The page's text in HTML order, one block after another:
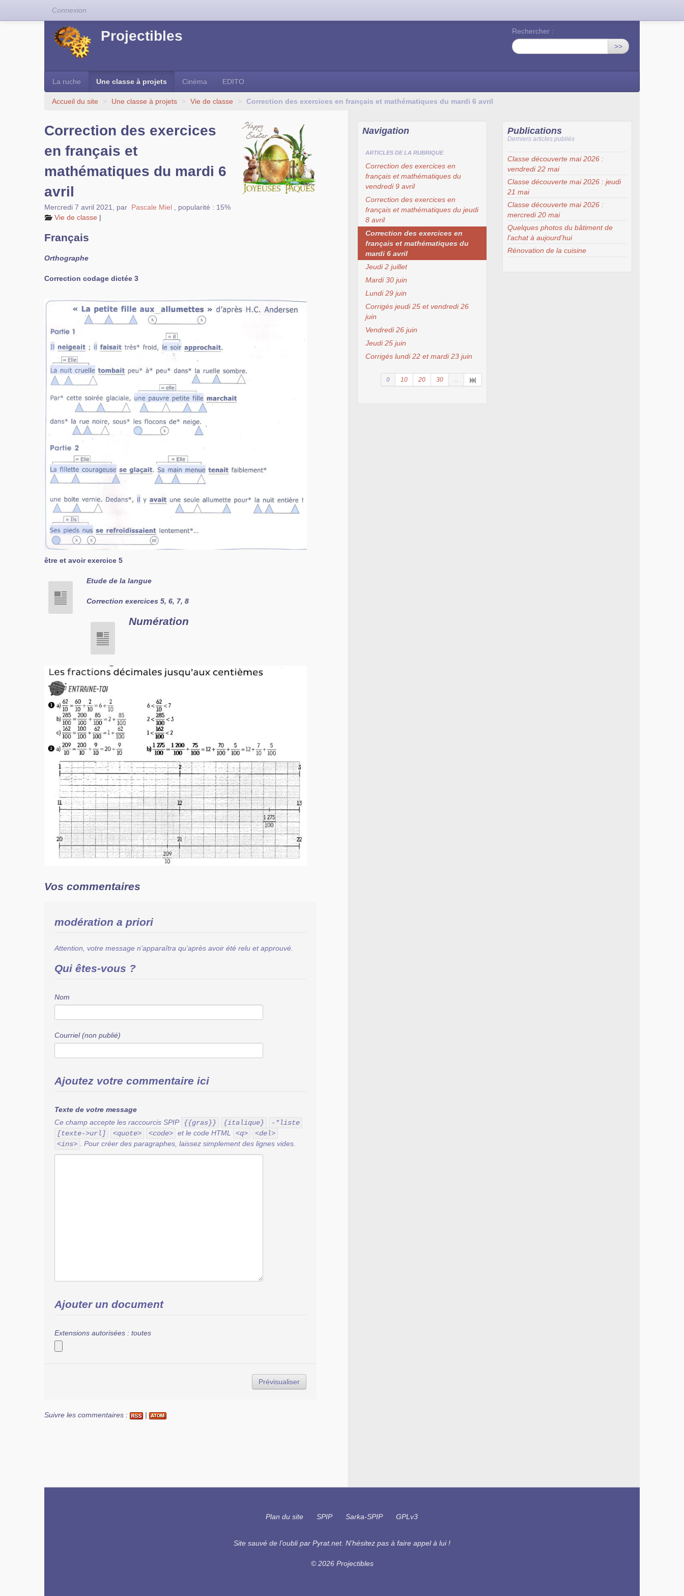
Projectibles
Rechercher :
>>
La ruche Une classe à projets Cinéma EDITO
Accueil du site > Une classe à projets > Vie de classe > Correction des exercices en français et mathématiques du mardi 6 avril
Correction des exercices
en français et
mathématiques du mardi 6
avril
Mercredi 7 avril 2021 par Pascale Miel
popularité : 15%
Vie de classe |
Français
Orthographe
Correction codage dictée 3
être et avoir exercice 5
Etude de la langue
Correction exercices 5, 6, 7, 8
Numération
Vos commentaires
modération a priori
Attention, votre message n’apparaîtra qu’après avoir été relu et approuvé.
Qui êtes-vous ?
Nom
Courriel (non publié)
Ajoutez votre commentaire ici
Texte de votre message
Ce champ accepte les raccourcis SPIP {{gras}} {italique}
-*liste
[texte->url]
<quote> <code> et le code HTML <q>
<del>
<ins> . Pour créer des paragraphes, laissez simplement des lignes vides.
Ajouter un document
Extensions autorisées : toutes
Suivre les commentaires : |
Navigation
ARTICLES DE LA RUBRIQUE
Correction des exercices en
français et mathématiques du
vendredi 9 avril
Correction des exercices en
français et mathématiques du jeudi
8 avril
Correction des exercices en
français et mathématiques du
mardi 6 avril
Jeudi 2 juillet
Mardi 30 juin
Lundi 29 juin
Corrigés jeudi 25 et vendredi 26
juin
Vendredi 26 juin
Jeudi 25 juin
Corrigés lundi 22 et mardi 23 juin
0 10 20 30 ...
Publications
Derniers articles publiés
Classe découverte mai 2026 :
vendredi 22 mai
Classe découverte mai 2026 : jeudi
21 mai
Classe découverte mai 2026 :
mercredi 20 mai
Quelques photos du bâtiment de
l’achat à aujourd’hui
Rénovation de la cuisine
Plan du site SPIP Sarka-SPIP GPLv3
Site sauvé de l’oubli par Pyrat.net. N’hésitez pas à faire appel à lui !
© 2026 Projectibles
Connexion